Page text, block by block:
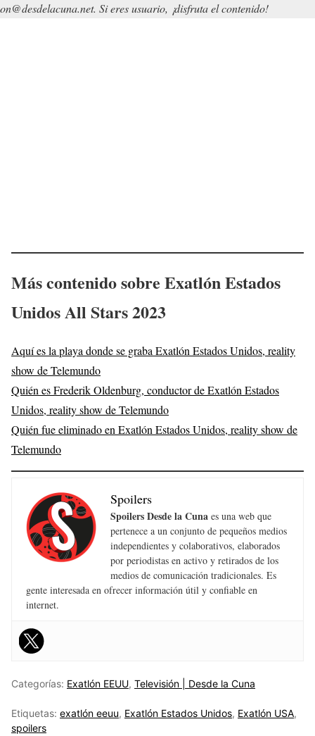
Si eres usuario, ¡disfruta el contenido!
Más contenidosobre Exatlón Estados
UnidosAll Stars 2023
Aquí es la playa donde se graba Exatlón Estados Unidos, reality
show de Telemundo
Quién es Frederik Oldenburg, conductor de Exatlón Estados
Unidos, reality show de Telemundo
Quién fue eliminado en Exatlón Estados Unidos, reality show de
Telemundo
Spoilers
Spoilers Desde la Cuna es una web que
pertenece a un conjunto de pequeños medios
independientes y colaborativos, elaborados
por periodistas en activo y retirados de los
medios de comunicación tradicionales. Es
gente interesada en ofrecer información útil y confiable en
internet.
Categorías: Exatlón EEUU, Televisión | Desde la Cuna
Etiquetas: exatlón eeuu, Exatlón Estados Unidos, Exatlón USA,
spoilers